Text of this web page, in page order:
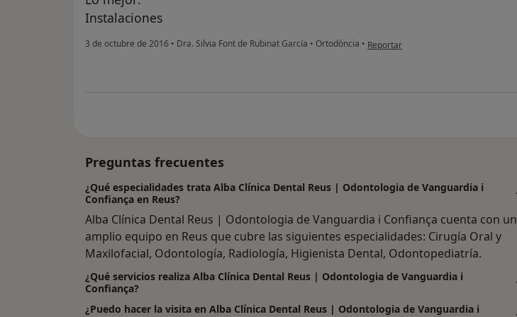
Instalaciones
3 de octubre de 2016 • Dra. Silvia Font de Rubinat García • Ortodòncia • en opinión del usuario usuario
Reportar
Preguntas frecuentes
¿Qué especialidades trata Alba Clínica Dental Reus | Odontologia de Vanguardia i
Confiança en Reus?
Alba Clínica Dental Reus | Odontologia de Vanguardia i Confiança cuenta con un
amplio equipo en Reus que cubre las siguientes especialidades: Cirugía Oral y
Maxilofacial, Odontología, Radiología, Higienista Dental, Odontopediatría.
¿Qué servicios realiza Alba Clínica Dental Reus | Odontologia de Vanguardia i
Confiança?
¿Puedo hacer la visita en Alba Clínica Dental Reus | Odontologia de Vanguardia i